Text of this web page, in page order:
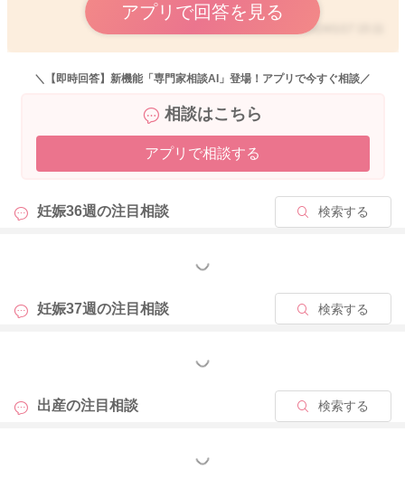
アプリで回答を見る
2024/1/17 15:11
＼【即時回答】新機能「専門家相談AI」登場！アプリで今すぐ相談／
相談はこちら
アプリで相談する
妊娠36週の注目相談 検索する
もっと見る
妊娠37週の注目相談 検索する
もっと見る
出産の注目相談 検索する
もっと見る